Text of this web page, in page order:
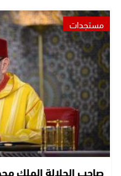
مستجدات
صاحب الجلالة الملك